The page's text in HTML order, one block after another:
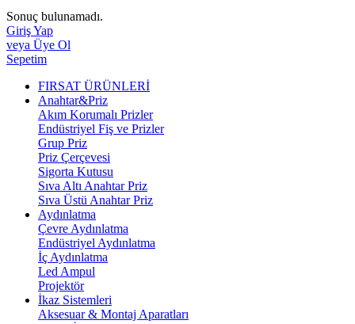
Sonuç bulunamadı.
Giriş Yap
veya Üye Ol
Sepetim
FIRSAT ÜRÜNLERİ
Anahtar&Priz
Akım Korumalı Prizler
Endüstriyel Fiş ve Prizler
Grup Priz
Priz Çerçevesi
Sigorta Kutusu
Sıva Altı Anahtar Priz
Sıva Üstü Anahtar Priz
Aydınlatma
Çevre Aydınlatma
Endüstriyel Aydınlatma
İç Aydınlatma
Led Ampul
Projektör
İkaz Sistemleri
Aksesuar & Montaj Aparatları